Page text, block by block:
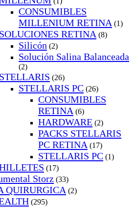
CONSUMIBLES
MILLENIUM RETINA (1)
SOLUCIONES RETINA (8)
Silicón (2)
Solución Salina Balanceada
(2)
STELLARIS (26)
STELLARIS PC (26)
CONSUMIBLES
RETINA (6)
HARDWARE (2)
PACKS STELLARIS
PC RETINA (17)
STELLARIS PC (1)
(17)
Storz (33)
QUIRURGICA (2)
(295)